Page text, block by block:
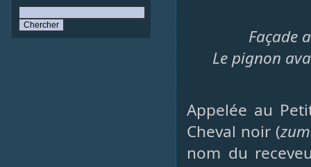
Façade
Le pignon
Appelée au
Cheval noir (
nom du